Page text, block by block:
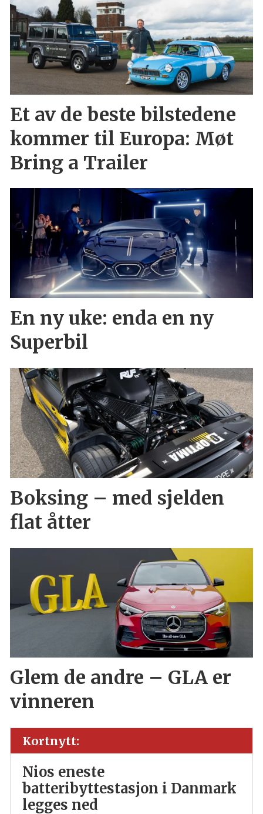
Et av de beste bilstedene
kommer til Europa: Møt
Bring a Trailer
En ny uke: enda en ny
Superbil
Boksing – med sjelden
flat åtter
Glem de andre – GLA er
vinneren
Kortnytt:
Nios eneste
batteribyttestasjon i Danmark
legges ned